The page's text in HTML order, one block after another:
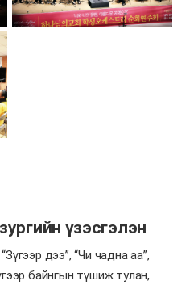
үзэсгэлэн
дээ”, “Чи чадна аа”,
байнгын түшиж тулан,